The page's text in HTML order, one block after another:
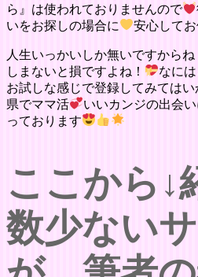
ら』は使われておりませんので
いをお探しの場合に
安心して
人生いっかいしか無いですから
しまないと損ですよね！
なに
お試しな感じで登録してみてはい
県でママ活
いいカンジの出会
っております
ここから↓
数少ない